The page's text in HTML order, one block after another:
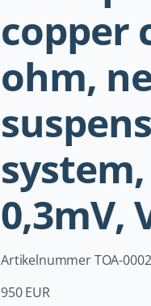
copper
ohm,
0,3mV,
Artikelnummer TOA-
950 EUR